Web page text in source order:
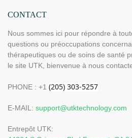
CONTACT
Nous sommes ici pour répondre à
questions ou préoccupations
thérapeutiques ou de soins de santé
le site UTK, bienvenue à nous
PHONE : +1
E-MAIL: support@utktechnology.com
Entrepôt UTK: